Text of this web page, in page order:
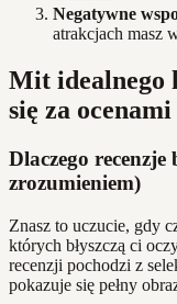
Negatywne
atrakcjach masz
Mit idealnego
się za
Dlaczego
zrozumieniem)
Znasz to uczucie, gdy
których błyszczą ci
recenzji pochodzi z
pokazuje się pełny